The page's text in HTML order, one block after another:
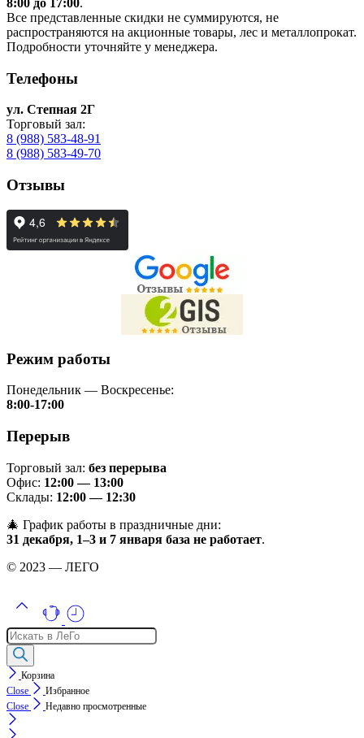
8:00 до 17:00.
Все представленные скидки не суммируются, не
распространяются на акционные товары, лес и металлопрокат.
Подробности уточняйте у менеджера.
Телефоны
ул. Степная 2Г
Торговый зал:
8 (988) 583-48-91
8 (988) 583-49-70
Отзывы
Режим работы
Понедельник — Воскресенье:
8:00-17:00
Перерыв
Торговый зал: без перерыва
Офис: 12:00 — 13:00
Склады: 12:00 — 12:30
🎄 График работы в праздничные дни:
31 декабря, 1–3 и 7 января база не работает.
© 2023 — ЛЕГО
Поиск
товаров
Корзина
Close
Избранное
Close
Недавно просмотренные